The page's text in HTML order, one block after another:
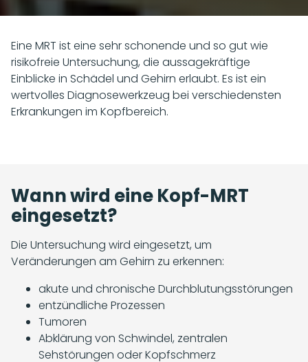
Eine MRT ist eine sehr schonende und so gut wie
risikofreie Untersuchung, die aussagekräftige
Einblicke in Schädel und Gehirn erlaubt. Es ist ein
wertvolles Diagnosewerkzeug bei verschiedensten
Erkrankungen im Kopfbereich.
Wann wird eine Kopf-MRT
eingesetzt?
Die Untersuchung wird eingesetzt, um
Veränderungen am Gehirn zu erkennen:
akute und chronische Durchblutungsstörungen
entzündliche Prozessen
Tumoren
Abklärung von Schwindel, zentralen
Sehstörungen oder Kopfschmerz